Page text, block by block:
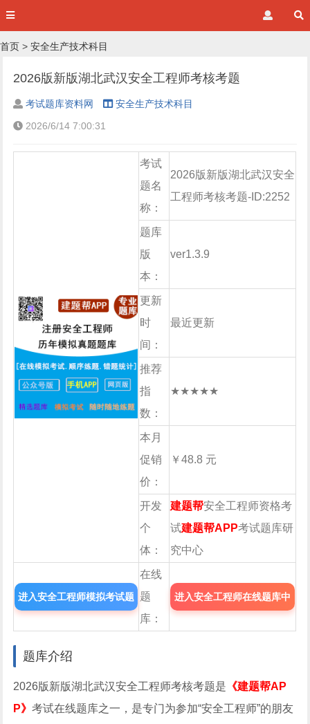
首页 > 安全生产技术科目
2026版新版湖北武汉安全工程师考核考题
考试题库资料网
安全生产技术科目
2026/6/14 7:00:31
考试
题名
称：
2026版新版湖北武汉安全
工程师考核考题-ID:2252
题库
版
本：
ver1.3.9
更新
时
间：
最近更新
推荐
指
数：
★★★★★
本月
促销
价：
￥48.8 元
开发
个
体：
建题帮安全工程师资格考
试建题帮APP考试题库研
究中心
进入安全工程师模拟考试题
在线
题
库：
进入安全工程师在线题库中
题库介绍
2026版新版湖北武汉安全工程师考核考题是 《建题帮AP
P》考试在线题库之一，是专门为参加“安全工程师”的朋友